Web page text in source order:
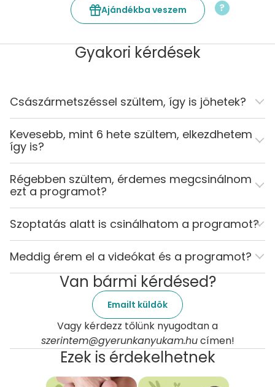
Ajándékba veszem ?
Gyakori kérdések
Császármetszéssel szültem, így is jöhetek?
Kevesebb, mint 6 hete szültem, elkezdhetem
így is?
Régebben szültem, érdemes megcsinálnom
ezt a programot?
Szoptatás alatt is csinálhatom a programot?
Meddig érem el a videókat és a programot?
Van bármi kérdésed?
Emailt küldök
Vagy kérdezz tőlünk nyugodtan a
szerintem@gyerunkanyukam.hucímen!
Ezek is érdekelhetnek